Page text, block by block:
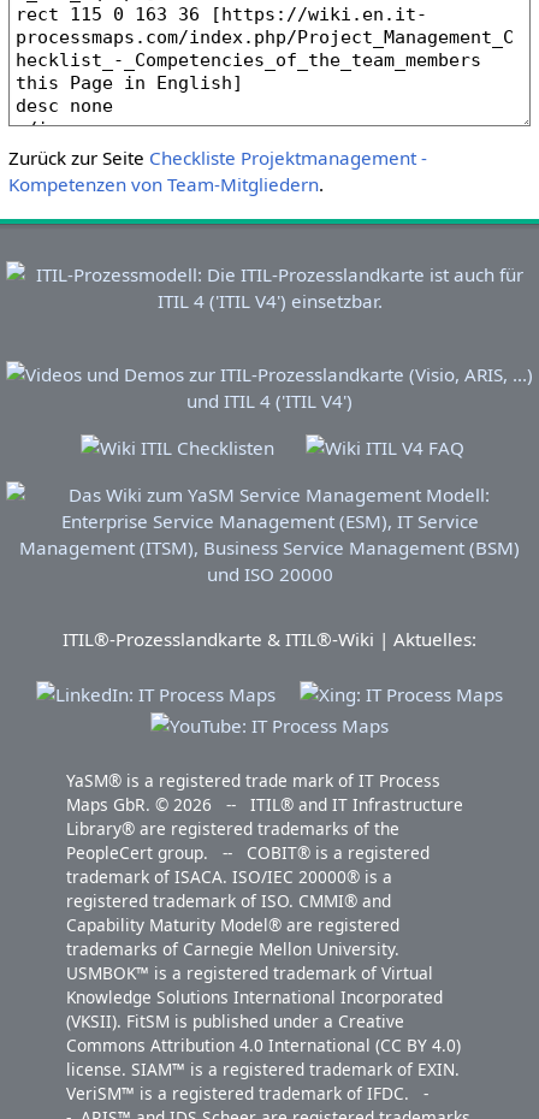
Zurück zur Seite Checkliste Projektmanagement -
Kompetenzen von Team-Mitgliedern.
ITIL®-Prozesslandkarte & ITIL®-Wiki | Aktuelles:
YaSM® is a registered trade mark of IT Process
Maps GbR. © 2026 -- ITIL® and IT Infrastructure
Library® are registered trademarks of the
PeopleCert group. -- COBIT® is a registered
trademark of ISACA. ISO/IEC 20000® is a
registered trademark of ISO. CMMI® and
Capability Maturity Model® are registered
trademarks of Carnegie Mellon University.
USMBOK™ is a registered trademark of Virtual
Knowledge Solutions International Incorporated
(VKSII). FitSM is published under a Creative
Commons Attribution 4.0 International (CC BY 4.0)
license. SIAM™ is a registered trademark of EXIN.
VeriSM™ is a registered trademark of IFDC. -